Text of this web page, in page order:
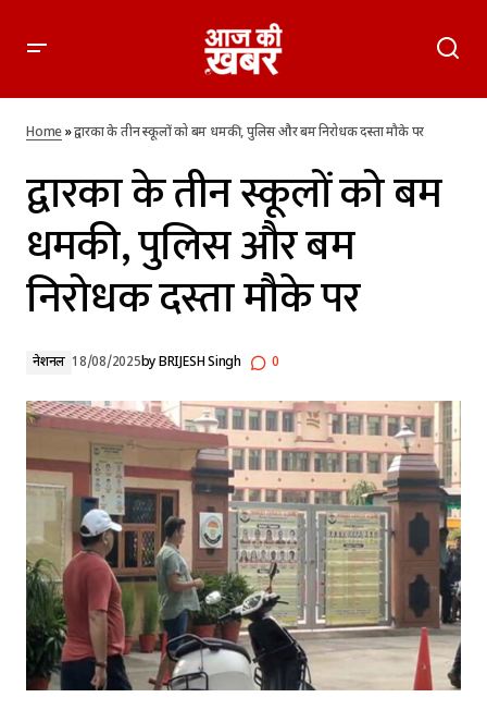
पर
Home»द्वारका के तीन स्कूलों को बम धमकी, पुलिस और बम निरोधक दस्ता मौके पर
द्वारका के तीन स्कूलों को बम
धमकी, पुलिस और बम
निरोधक दस्ता मौके पर
नेशनल 18/08/2025byBRIJESH Singh 0